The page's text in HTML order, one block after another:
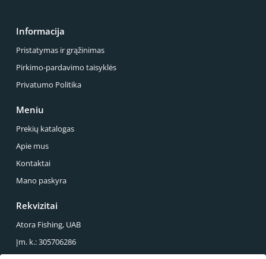
Informacija
Pristatymas ir grąžinimas
Pirkimo-pardavimo taisyklės
Privatumo Politika
Meniu
Prekių katalogas
Apie mus
Kontaktai
Mano paskyra
Rekvizitai
Atora Fishing, UAB
Įm. k.: 305706286